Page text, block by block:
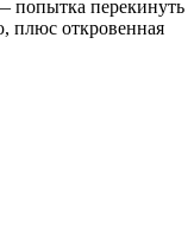
попытка перекинуть
плюс откровенная